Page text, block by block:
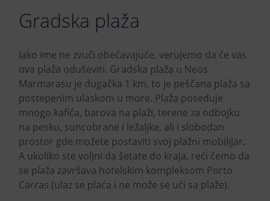
Gradska plaža
Iako ime ne zvuči obećavajuće, verujemo da će vas
ova plaža oduševiti. Gradska plaža u Neos
Marmarasu je dugačka 1 km, to je peščana plaža sa
postepenim ulaskom u more. Plaža poseduje
mnogo kafića, barova na plaži, terene za odbojku
na pesku, suncobrane i ležaljke, ali i slobodan
prostor gde možete postaviti svoj plažni mobilijar.
A ukoliko ste voljni da šetate do kraja, reći ćemo da
se plaža završava hotelskim kompleksom Porto
Carras (ulaz se plaća i ne može se ući sa plaže).